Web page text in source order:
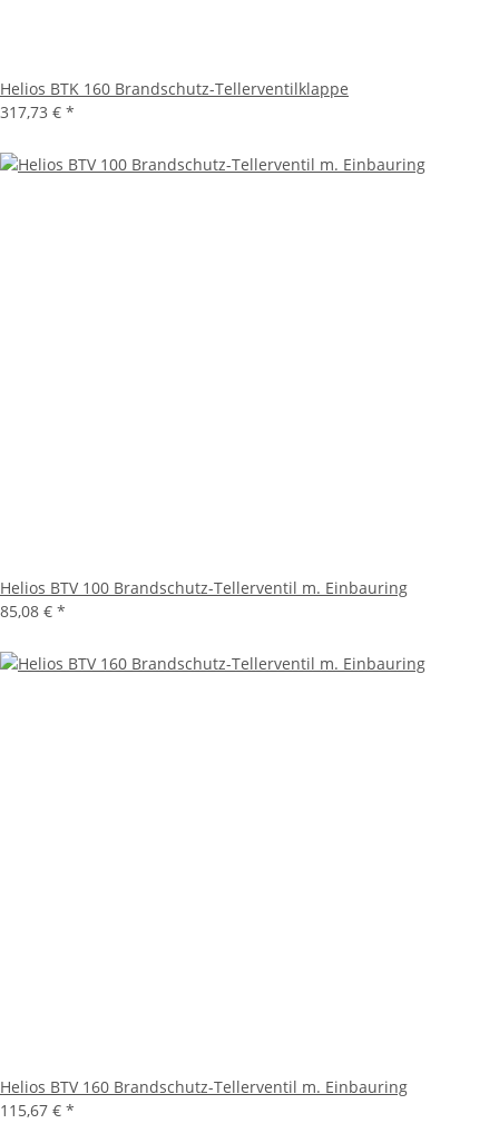
Helios BTK 160 Brandschutz-Tellerventilklappe
317,73 € *
Helios BTV 100 Brandschutz-Tellerventil m. Einbauring
85,08 € *
Helios BTV 160 Brandschutz-Tellerventil m. Einbauring
115,67 € *